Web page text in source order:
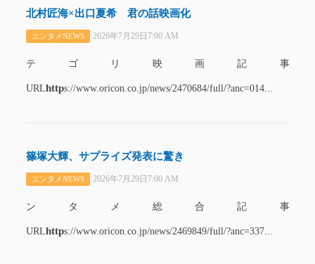
北村匠海×出口夏希 君の話映画化
エンタメNEWS 2026年7月29日7:00 AM
テゴリ映画記事
URLhttps://www.oricon.co.jp/news/2470684/full/?anc=014...
篠塚大輝、サプライズ発表に驚き
エンタメNEWS 2026年7月29日7:00 AM
ンタメ総合記事
URLhttps://www.oricon.co.jp/news/2469849/full/?anc=337...